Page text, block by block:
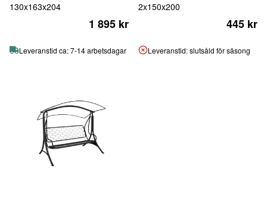
130x163x204
1 895 kr
Leveranstid ca: 7-14 arbetsdagar
2x150x200
445 kr
Leveranstid: slutsåld för säsong